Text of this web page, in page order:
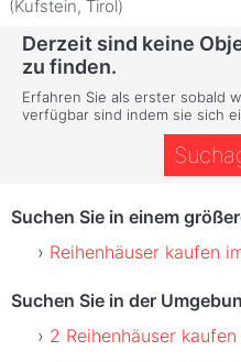
(Kufstein, Tirol)
Derzeit sind keine
zu finden.
Erfahren Sie als erster sobald
verfügbar sind indem sie sich
Suchen Sie in einem
Reihenhäuser kaufen
Suchen Sie in der
2 Reihenhäuser